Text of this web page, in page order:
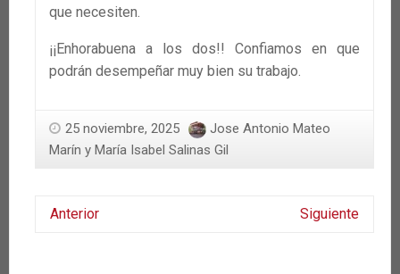
que necesiten.
¡¡Enhorabuena a los dos!! Confiamos en que
podrán desempeñar muy bien su trabajo.
25 noviembre, 2025
Jose Antonio Mateo
Marín y María Isabel Salinas Gil
Anterior Siguiente